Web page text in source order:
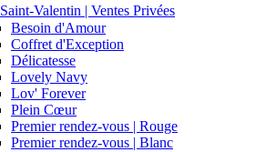
Saint-Valentin | Ventes Privées
Besoin d'Amour
Coffret d'Exception
Délicatesse
Lovely Navy
Lov' Forever
Plein Cœur
Premier rendez-vous | Rouge
Premier rendez-vous | Blanc